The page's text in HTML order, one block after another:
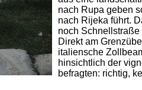
nach Rupa geben
nach Rijeka führt.
noch
Direkt am
italiensche
hinsichtlich der
befragten: richtig,